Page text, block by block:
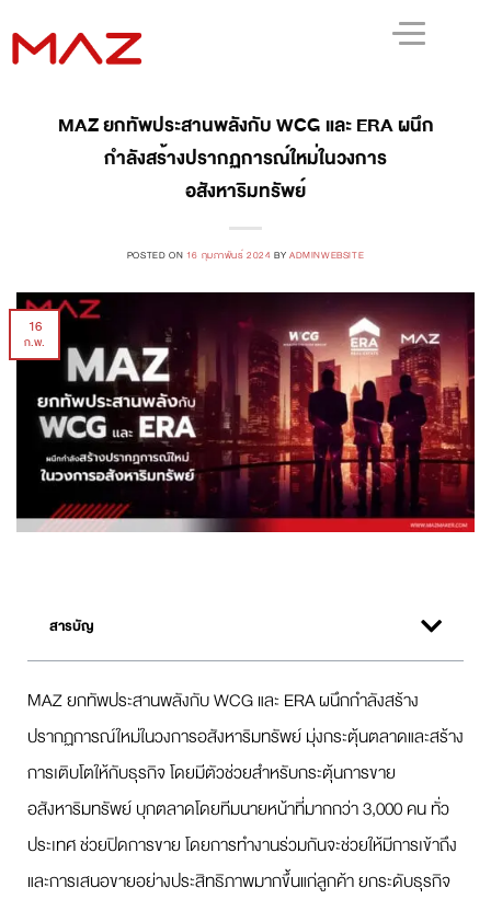
MAZ ยกทัพประสานพลังกับ WCG และ ERA ผนึก
กำลังสร้างปรากฏการณ์ใหม่ในวงการ
อสังหาริมทรัพย์
POSTED ON 16 กุมภาพันธ์ 2024 BYADMINWEBSITE
16
ก.พ.
สารบัญ
MAZ ยกทัพประสานพลังกับ WCG และ ERA ผนึกกำลังสร้าง
ปรากฏการณ์ใหม่ในวงการอสังหาริมทรัพย์ มุ่งกระตุ้นตลาดและสร้าง
การเติบโตให้กับธุรกิจ โดยมีตัวช่วยสำหรับกระตุ้นการขาย
อสังหาริมทรัพย์ บุกตลาดโดยทีมนายหน้าที่มากกว่า 3,000 คน ทั่ว
ประเทศ ช่วยปิดการขาย โดยการทำงานร่วมกันจะช่วยให้มีการเข้าถึง
และการเสนอขายอย่างประสิทธิภาพมากขึ้นแก่ลูกค้า ยกระดับธุรกิจ